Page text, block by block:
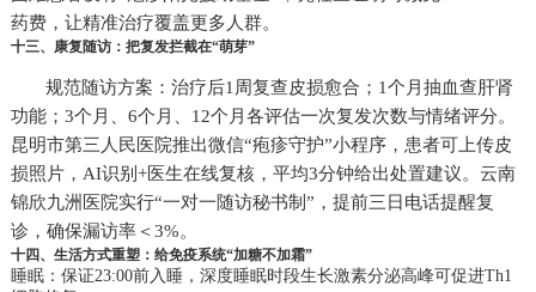
药费，让精准治疗覆盖更多人群。
十三、康复随访：把复发拦截在“萌芽”
规范随访方案：治疗后1周复查皮损愈合；1个月抽血查肝肾
功能；3个月、6个月、12个月各评估一次复发次数与情绪评分。
昆明市第三人民医院推出微信“疱疹守护”小程序，患者可上传皮
损照片，AI识别+医生在线复核，平均3分钟给出处置建议。云南
锦欣九洲医院实行“一对一随访秘书制”，提前三日电话提醒复
诊，确保漏访率＜3%。
十四、生活方式重塑：给免疫系统“加糖不加霜”
睡眠：保证23:00前入睡，深度睡眠时段生长激素分泌高峰可促进Th1